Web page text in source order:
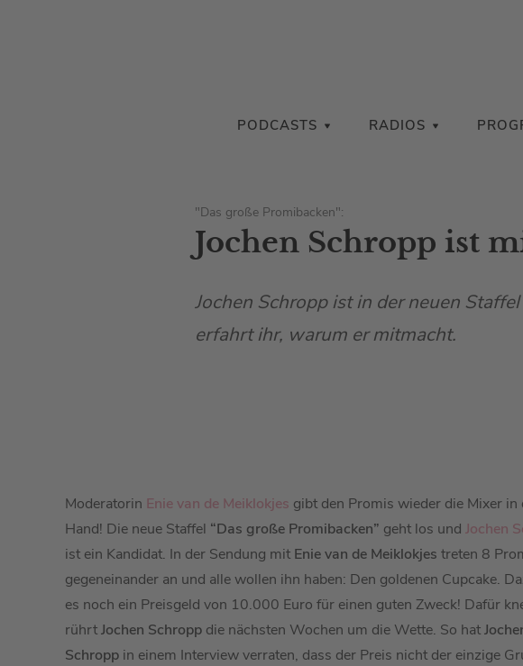
PODCASTS RADIOS
"Das große Promibacken":
Jochen Schropp ist
Jochen Schropp ist in der neuen
erfahrt ihr, warum er mitmacht.
Moderatorin Enie van de Meiklokjes gibt den Promis wieder die Mixer in
Hand! Die neue Staffel “Das große Promibacken” geht los und Jochen
ist ein Kandidat. In der Sendung mit Enie van de Meiklokjes treten 8
gegeneinander an und alle wollen ihn haben: Den goldenen Cupcake.
es noch ein Preisgeld von 10.000 Euro für einen guten Zweck! Dafür
rührtJochen Schropp die nächsten Wochen um die Wette. So hat
Schropp in einem Interview verraten, dass der Preis nicht der einzige